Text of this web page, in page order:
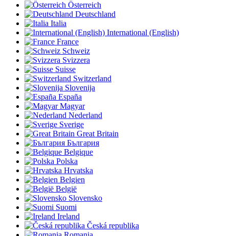
Österreich
Deutschland
Italia
International (English)
France
Schweiz
Svizzera
Suisse
Switzerland
Slovenija
España
Magyar
Nederland
Sverige
Great Britain
България
Belgique
Polska
Hrvatska
Belgien
België
Slovensko
Suomi
Ireland
Česká republika